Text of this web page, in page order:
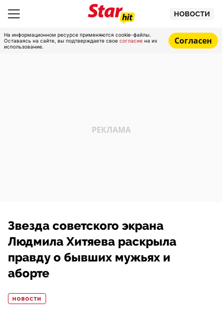
НОВОСТИ
На информационном ресурсе применяются cookie-файлы.
Оставаясь на сайте, вы подтверждаете свое согласие на их
использование.
Согласен
Звезда советского экрана
Людмила Хитяева раскрыла
правду о бывших мужьях и
аборте
НОВОСТИ